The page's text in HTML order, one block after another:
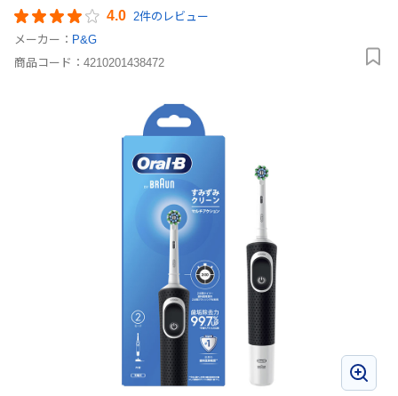
4.0 2件のレビュー
メーカー： P&G
商品コード： 4210201438472